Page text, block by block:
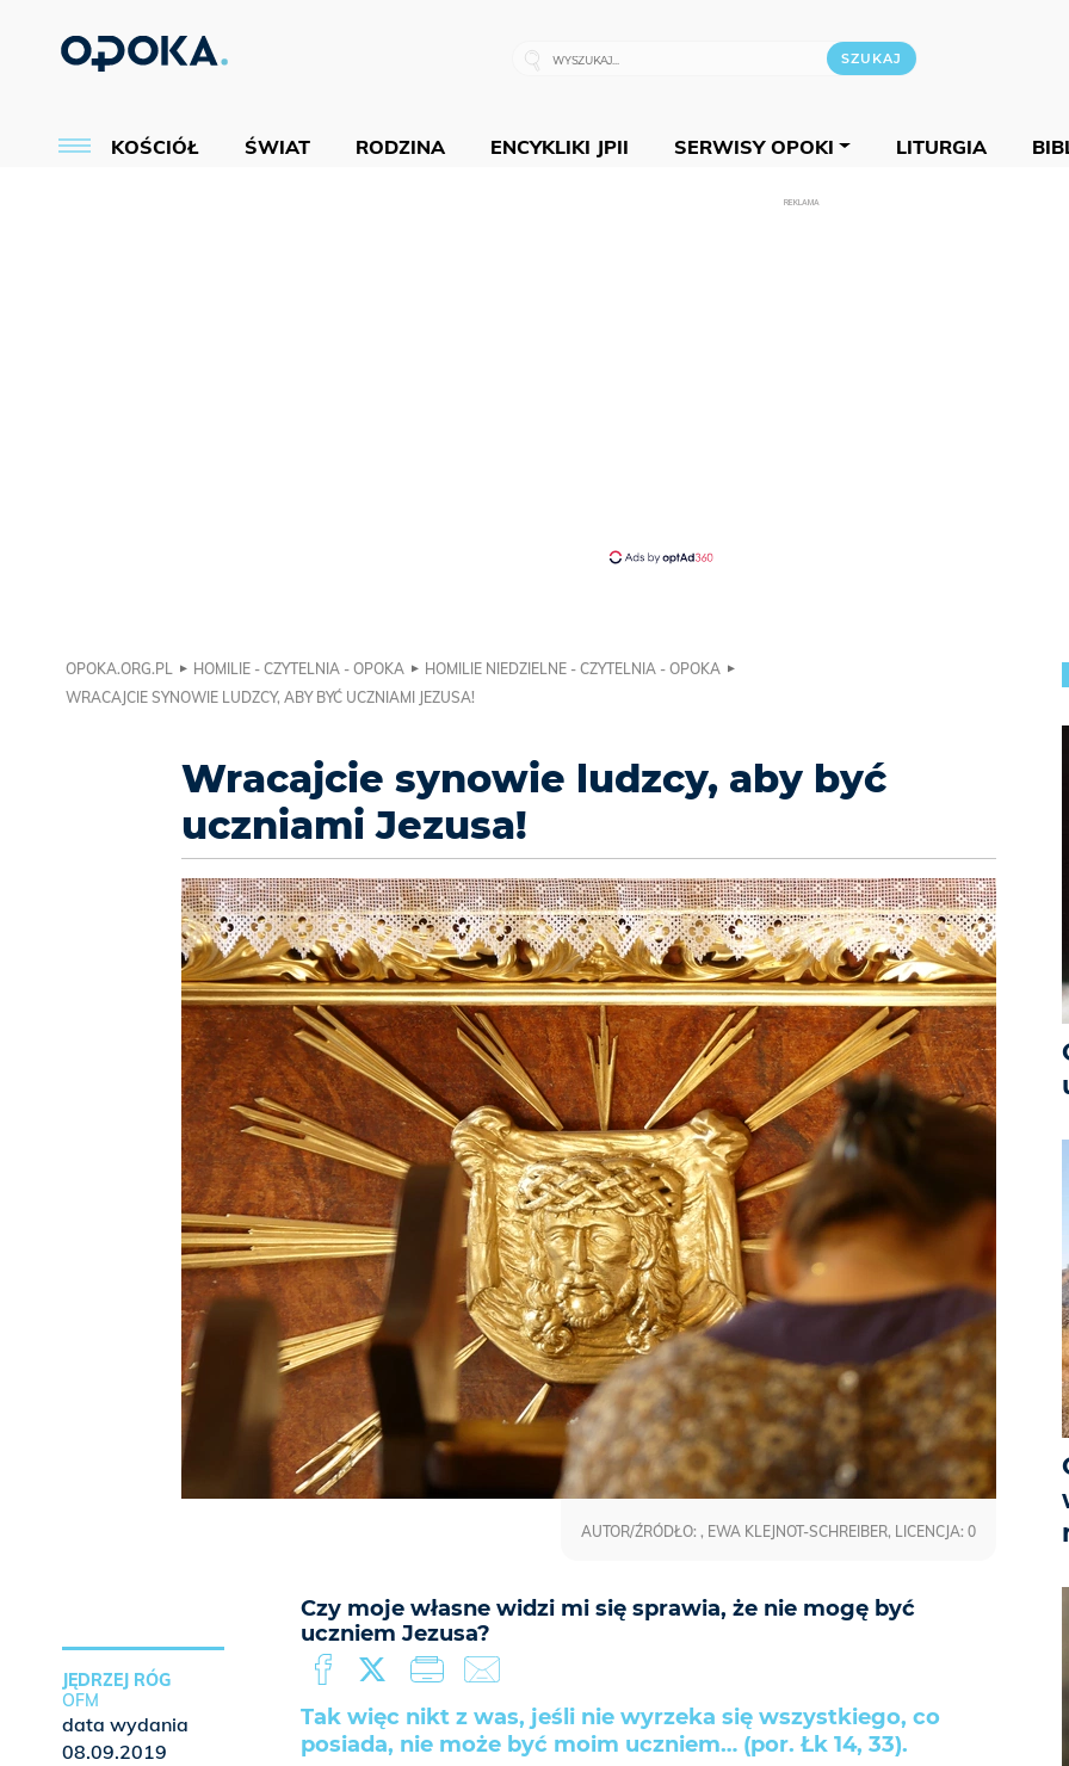
KOŚCIÓŁ ŚWIAT RODZINA ENCYKLIKI JPII SERWISY OPOKI LITURGIA
REKLAMA
OPOKA.ORG.PL HOMILIE - CZYTELNIA - OPOKA
HOMILIE NIEDZIELNE - CZYTELNIA - OPOKA
WRACAJCIE SYNOWIE LUDZCY, ABY BYĆ UCZNIAMI JEZUSA!
Wracajcie synowie ludzcy, aby być
uczniami Jezusa!
Czy moje własne widzi mi się sprawia, że nie mogę być
uczniem Jezusa?
AUTOR/ŹRÓDŁO: , EWA KLEJNOT-SCHREIBER, LICENCJA: 0
Tak więc nikt z was, jeśli nie wyrzeka się wszystkiego, co
posiada, nie może być moim uczniem… (por. Łk 14, 33).
JĘDRZEJ RÓG
OFM
data wydania
08.09.2019